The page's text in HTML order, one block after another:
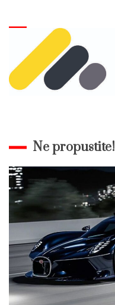
Ne propustite!